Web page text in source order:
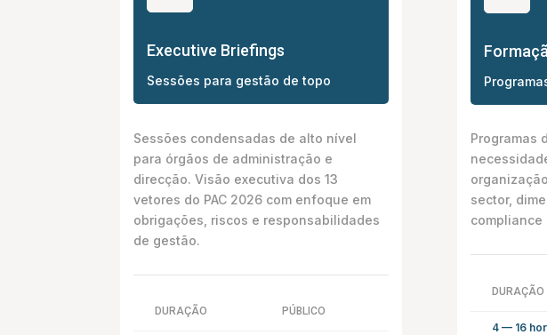
Executive Briefings
Sessões para gestão de topo
Sessões condensadas de alto nível
para órgãos de administração e
direcção. Visão executiva dos 13
vetores do PAC 2026 com enfoque em
obrigações, riscos e responsabilidades
de gestão.
DURAÇÃO PÚBLICO
Programas
sector,
compliance
DURAÇÃO
4 — 16